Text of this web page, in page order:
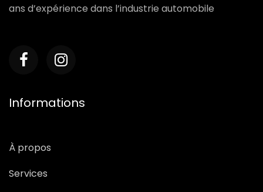
ans d’expérience dans l’industrie automobile
Informations
À propos
Services